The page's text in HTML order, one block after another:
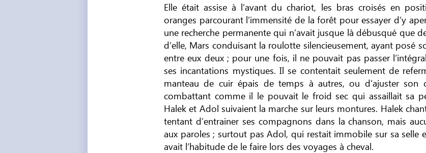
Elle était assise à l’avant du chariot, les bras croisés en
oranges parcourant l’immensité de la forêt pour essayer d’y
une recherche permanente qui n’avait jusque là débusqué que
d’elle, Mars conduisant la roulotte silencieusement, ayant posé
entre eux deux ; pour une fois, il ne pouvait pas passer
ses incantations mystiques. Il se contentait seulement de
manteau de cuir épais de temps à autres, ou d’ajuster son
combattant comme il le pouvait le froid sec qui assaillait sa
Halek et Adol suivaient la marche sur leurs montures. Halek
tentant d’entrainer ses compagnons dans la chanson, mais
aux paroles ; surtout pas Adol, qui restait immobile sur sa selle
avait l’habitude de le faire lors des voyages à cheval.